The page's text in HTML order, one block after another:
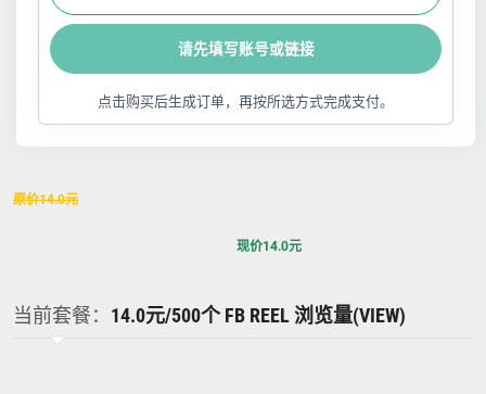
请先填写账号或链接
点击购买后生成订单，再按所选方式完成支付。
原价14.0元
现价14.0元
当前套餐： 14.0元/500个 FB REEL 浏览量(VIEW)